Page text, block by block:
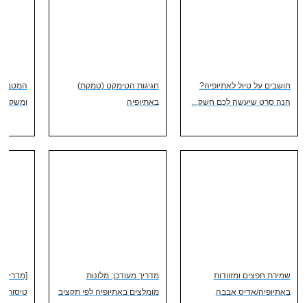
חושבים על טיול לאתיופיה?
הנה סרט שיעשה לכם חשק...
חגיגות הטימקט (טמקת)
באתיופיה
המטבח
שמירת חפצים ומזוודות
באתיופיה/אדיס אבבה
מדריך מעודכן: מלונות
מומלצים באתיופיה לפי תקציב
[מדריך
טיסות